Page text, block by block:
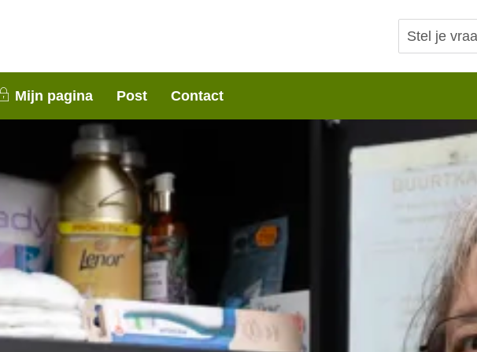
Zoeken
Mijn pagina Post Contact
3 weken contact met je op. Dank voor je begrip.